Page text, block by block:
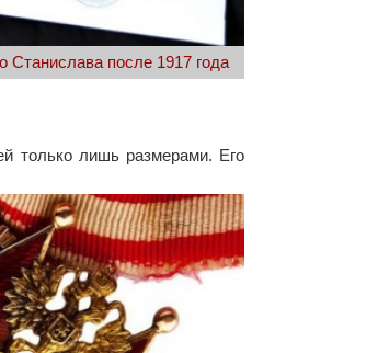
Станислава после 1917 года
только лишь размерами. Его